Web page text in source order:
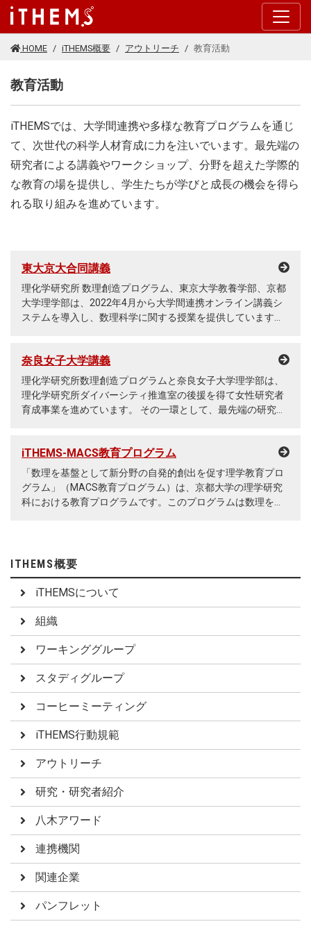
このページの本文に移動する
HOME iTHEMS概要 アウトリーチ 教育活動
教育活動
iTHEMSでは、大学間連携や多様な教育プログラムを通じ
て、次世代の科学人材育成に力を注いでいます。最先端の
研究者による講義やワークショップ、分野を超えた学際的
な教育の場を提供し、学生たちが学びと成長の機会を得ら
れる取り組みを進めています。
東大京大合同講義
理化学研究所 数理創造プログラム、東京大学教養学部、京都
大学理学部は、2022年4月から大学間連携オンライン講義シ
ステムを導入し、数理科学に関する授業を提供しています。
えた若手人材の育成を促進することです。 この取り組みにつ
いての概要は、<a
href="https://ithems.riken.jp/ja/news/riken-ithems-the-
university-of-tokyo-and-kyoto-university-launch-new-inter-
部 オンライン授業を用いた新しい大学間連携講義を開設</a>
詳しくは、<a href="https://ithems.riken.jp/ja/news/is-the-
world-written-in-the-language-of-mathematics-exploring-
the-mysteries-of-the-universe-life-and-information">数理は
奈良女子大学講義
理化学研究所数理創造プログラムと奈良女子大学理学部は、
理化学研究所ダイバーシティ推進室の後援を得て女性研究者
育成事業を進めています。 その一環として、最先端の研究者
が、理化学研究所和光キャンパスの複数の研究室を訪問し、
研究内容について質疑を行うとともに、学生自らが研究発表
を行うワークショップを開催しました。このワークショップ
の概要は<a href="https://ithems.riken.jp/ja/events/riken-
href="https://ithems.riken.jp/ja/news/riken-nara-womens-
march-7-2023">理化学研究所-奈良女子大学理学部合同 ダイ
バーシティ推進ワークショップが3月7日に開催されました
</a>をご覧下さい。
iTHEMS-MACS教育プログラム
「数理を基盤として新分野の自発的創出を促す理学教育プロ
グラム」（MACS教育プログラム）は、京都大学の理学研究
科における教育プログラムです。このプログラムは数理を基
スタディグループを形成し、分野横断的な教育と研究を行っ
ています。 iTHEMSは、基礎科学の発展や融合的な研究の推
進、新分野の創出など、多様な課題に対応するための柔軟で
プログラムを積極的に支援しています。
ITHEMS概要
iTHEMSについて
組織
ワーキンググループ
スタディグループ
コーヒーミーティング
iTHEMS行動規範
アウトリーチ
研究・研究者紹介
八木アワード
連携機関
関連企業
パンフレット